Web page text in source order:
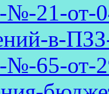
№-21-от-
в-
№-65-от-